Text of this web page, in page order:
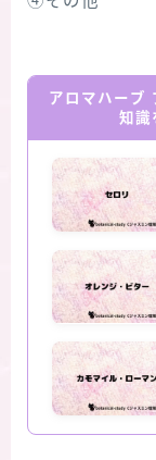
アロマハーブ
知識